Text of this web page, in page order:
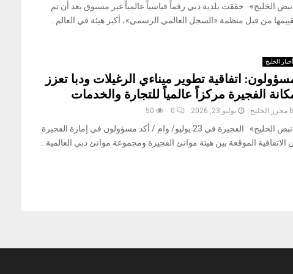
الخليج» حققت بلدية دبي رقماً قياسياً عالمياً غير مسبوق بعد أن تم
من قبل منظمة «السجل العالمي الرسمي»، أكبر هيئة في العالم...
أخبار الخليج
اتفاقية تطوير ميناءي الرغيلات ودبا تعزز
الفجيرة مركزاً عالمياً للتجارة والخدمات
محرر الخليج يوليو 23, 2026 0
50
«نبض الخليج» الفجيرة في 23 يوليو/ وام / أكد مسؤولون في إمارة الفجيرة
الاتفاقية الموقعة بين هيئة موانئ الفجيرة ومجموعة موانئ دبي العالمية...